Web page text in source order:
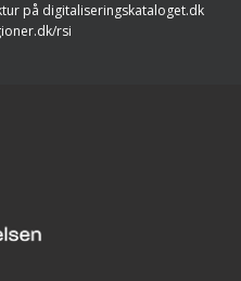
på digitaliseringskataloget.dk
rsi